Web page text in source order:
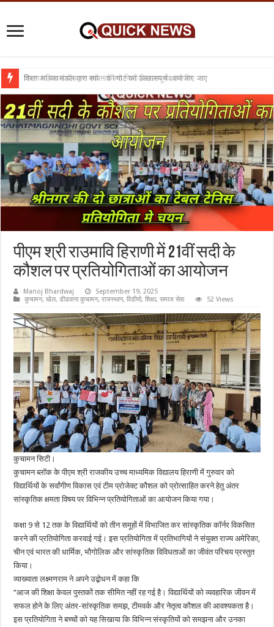
शिक्षा का व्यवसायीकरण क्यों : तो क्या निजी विद्यालय बंद कर दिए जाए
पीएम श्री राउमावि हिराणी में 21वीं सदी के
कौशल पर प्रतियोगिताओं का आयोजन
Manoj Bhardwaj
September 19, 2025
कुचामन,खेल,डीडवाना कुचामन,राजस्थान,विडीयो,शिक्षा,समाज सेवा 52 Views
कुचामन सिटी।
कुचामन ब्लॉक के पीएम श्री राजकीय उच्च माध्यमिक विद्यालय हिराणी में गुरुवार को
विद्यार्थियों के सर्वांगीण विकास एवं टीम प्रोजेक्ट कौशल को प्रोत्साहित करने हेतु अंतर
सांस्कृतिक क्षमता विषय पर विभिन्न प्रतियोगिताओं का आयोजन किया गया।
कक्षा 9 से 12 तक के विद्यार्थियों को तीन समूहों में विभाजित कर सांस्कृतिक कॉर्नर विकसित
करने की प्रतियोगिता करवाई गई। इस प्रतियोगिता में प्रतिभागियों ने संयुक्त राज्य अमेरिका,
चीन एवं भारत की धार्मिक, भौगोलिक और सांस्कृतिक विविधताओं का जीवंत परिचय प्रस्तुत
किया।
व्याख्याता लक्ष्मणराम ने अपने उद्बोधन में कहा कि
“आज की शिक्षा केवल पुस्तकों तक सीमित नहीं रह गई है। विद्यार्थियों को व्यवहारिक जीवन में
सफल होने के लिए अंतर-सांस्कृतिक समझ, टीमवर्क और नेतृत्व कौशल की आवश्यकता है।
इस प्रतियोगिता ने बच्चों को यह सिखाया कि विभिन्न संस्कृतियों को समझना और उनका